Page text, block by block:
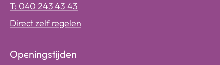
T: 040 243 43 43
Direct zelf regelen
Openingstijden